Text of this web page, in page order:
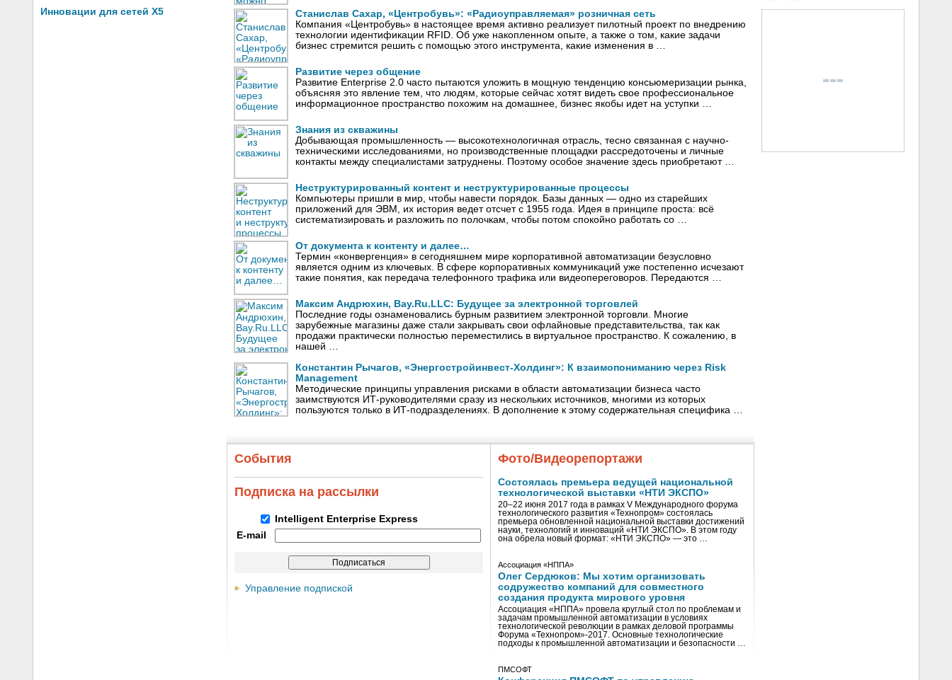
Инновации для сетей X5
Станислав Сахар, «Центробувь»: «Радиоуправляемая» розничная сеть
Компания «Центробувь» в настоящее время активно реализует пилотный проект по внедрению
технологии идентификации RFID. Об уже накопленном опыте, а также о том, какие задачи
бизнес стремится решить с помощью этого инструмента, какие изменения в …
Развитие через общение
Развитие Enterprise 2.0 часто пытаются уложить в мощную тенденцию консьюмеризации рынка,
объясняя это явление тем, что людям, которые сейчас хотят видеть свое профессиональное
информационное пространство похожим на домашнее, бизнес якобы идет на уступки …
Знания из скважины
Добывающая промышленность — высокотехнологичная отрасль, тесно связанная с научно-
техническими исследованиями, но производственные площадки рассредоточены и личные
контакты между специалистами затруднены. Поэтому особое значение здесь приобретают …
Неструктурированный контент и неструктурированные процессы
Компьютеры пришли в мир, чтобы навести порядок. Базы данных — одно из старейших
приложений для ЭВМ, их история ведет отсчет с 1955 года. Идея в принципе проста: всё
систематизировать и разложить по полочкам, чтобы потом спокойно работать со …
От документа к контенту и далее…
Термин «конвергенция» в сегодняшнем мире корпоративной автоматизации безусловно
является одним из ключевых. В сфере корпоративных коммуникаций уже постепенно исчезают
такие понятия, как передача телефонного трафика или видеопереговоров. Передаются …
Максим Андрюхин, Bay.Ru.LLC: Будущее за электронной торговлей
Последние годы ознаменовались бурным развитием электронной торговли. Многие
зарубежные магазины даже стали закрывать свои офлайновые представительства, так как
продажи практически полностью переместились в виртуальное пространство. К сожалению, в
нашей …
Константин Рычагов, «Энергостройинвест-Холдинг»: К взаимопониманию через Risk
Management
Методические принципы управления рисками в области автоматизации бизнеса часто
заимствуются ИТ‑руководителями сразу из нескольких источников, многими из которых
пользуются только в ИТ-подразделениях. В дополнение к этому содержательная специфика …
События
Подписка на рассылки
Intelligent Enterprise Express
E-mail
Управление подпиской
Фото/Видеорепортажи
Состоялась премьера ведущей национальной
технологической выставки «НТИ ЭКСПО»
20–22 июня 2017 года в рамках V Международного форума
технологического развития «Технопром» состоялась
премьера обновленной национальной выставки достижений
науки, технологий и инноваций «НТИ ЭКСПО». В этом году
она обрела новый формат: «НТИ ЭКСПО» — это …
Ассоциация «НППА»
Олег Сердюков: Мы хотим организовать
содружество компаний для совместного
создания продукта мирового уровня
Ассоциация «НППА» провела круглый стол по проблемам и
задачам промышленной автоматизации в условиях
технологической революции в рамках деловой программы
Форума «Технопром»-2017. Основные технологические
подходы к промышленной автоматизации и безопасности …
ПМСОФТ